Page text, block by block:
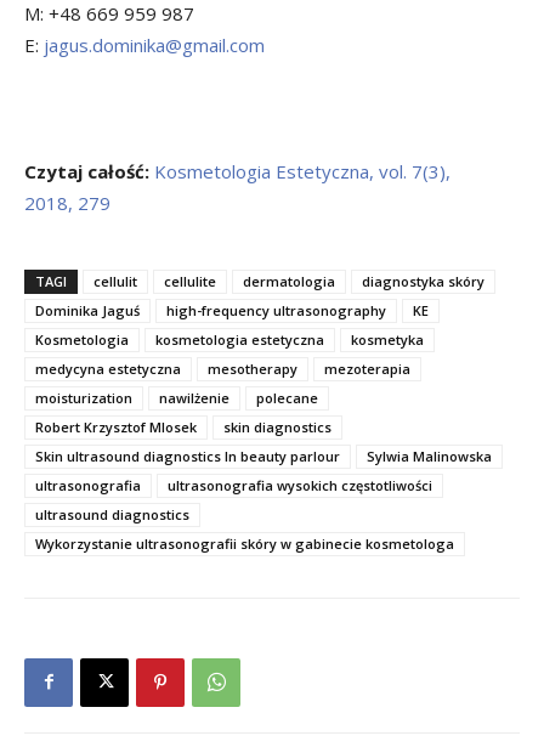
M: +48 669 959 987
E: jagus.dominika@gmail.com
Czytaj całość: Kosmetologia Estetyczna, vol. 7(3),
2018, 279
TAGI cellulit cellulite dermatologia
diagnostyka skóry
Dominika Jaguś
high-frequency ultrasonography
KE
Kosmetologia
kosmetologia estetyczna
kosmetyka
medycyna estetyczna
mesotherapy
mezoterapia
moisturization
nawilżenie
polecane
Robert Krzysztof Mlosek
skin diagnostics
Skin ultrasound diagnostics In beauty parlour
Sylwia Malinowska
ultrasonografia
ultrasonografia wysokich częstotliwości
ultrasound diagnostics
Wykorzystanie ultrasonografii skóry w gabinecie kosmetologa